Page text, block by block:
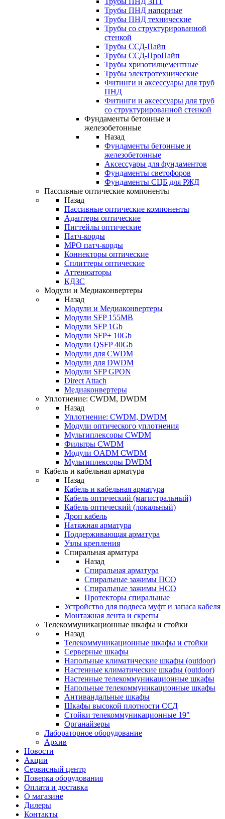
Трубы ПНД напорные
Трубы ПНД технические
Трубы со структурированной
стенкой
Трубы ССД-Пайп
Трубы ССД-ПроПайп
Трубы хризотилцементные
Трубы электротехнические
Фитинги и аксессуары для труб
ПНД
Фитинги и аксессуары для труб
со структурированной стенкой
Фундаменты бетонные и
железобетонные
Назад
Фундаменты бетонные и
железобетонные
Аксессуары для фундаментов
Фундаменты светофоров
Фундаменты СЦБ для РЖД
Пассивные оптические компоненты
Назад
Пассивные оптические компоненты
Адаптеры оптические
Пигтейлы оптические
Патч-корды
MPO патч-корды
Коннекторы оптические
Сплиттеры оптические
Аттенюаторы
КДЗС
Модули и Медиаконвертеры
Назад
Модули и Медиаконвертеры
Модули SFP 155MB
Модули SFP 1Gb
Модули SFP+ 10Gb
Модули QSFP 40Gb
Модули для CWDM
Модули для DWDM
Модули SFP GPON
Direct Attach
Медиаконвертеры
Уплотнение: CWDM, DWDM
Назад
Уплотнение: CWDM, DWDM
Модули оптического уплотнения
Мультиплексоры CWDM
Фильтры CWDM
Модули OADM CWDM
Мультиплексоры DWDM
Кабель и кабельная арматура
Назад
Кабель и кабельная арматура
Кабель оптический (магистральный)
Кабель оптический (локальный)
Дроп кабель
Натяжная арматура
Поддерживающая арматура
Узлы крепления
Спиральная арматура
Назад
Спиральная арматура
Спиральные зажимы ПСО
Спиральные зажимы НСО
Протекторы спиральные
Устройство для подвеса муфт и запаса кабеля
Монтажная лента и скрепы
Телекоммуникационные шкафы и стойки
Назад
Телекоммуникационные шкафы и стойки
Серверные шкафы
Напольные климатические шкафы (outdoor)
Настенные климатические шкафы (outdoor)
Настенные телекоммуникационные шкафы
Напольные телекоммуникационные шкафы
Антивандальные шкафы
Шкафы высокой плотности ССД
Стойки телекоммуникационные 19"
Органайзеры
Лабораторное оборудование
Архив
Новости
Акции
Сервисный центр
Поверка оборудования
Оплата и доставка
О магазине
Дилеры
Контакты